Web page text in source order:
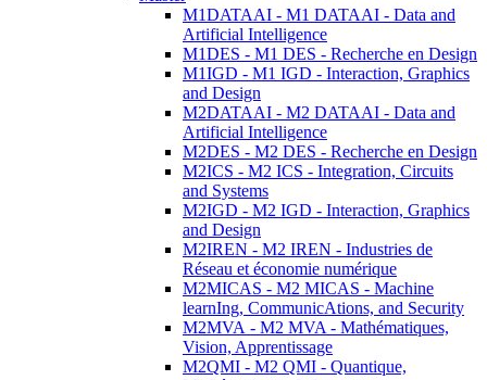
M1DATAAI - M1 DATAAI - Data and
Artificial Intelligence
M1DES - M1 DES - Recherche en Design
M1IGD - M1 IGD - Interaction, Graphics
and Design
M2DATAAI - M2 DATAAI - Data and
Artificial Intelligence
M2DES - M2 DES - Recherche en Design
M2ICS - M2 ICS - Integration, Circuits
and Systems
M2IGD - M2 IGD - Interaction, Graphics
and Design
M2IREN - M2 IREN - Industries de
Réseau et économie numérique
M2MICAS - M2 MICAS - Machine
learnIng, CommunicAtions, and Security
M2MVA - M2 MVA - Mathématiques,
Vision, Apprentissage
M2QMI - M2 QMI - Quantique,